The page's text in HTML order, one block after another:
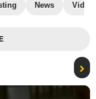
News